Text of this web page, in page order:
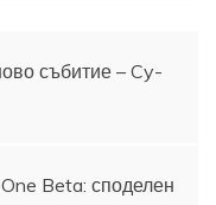
събитие – Cy-
Beta: споделен